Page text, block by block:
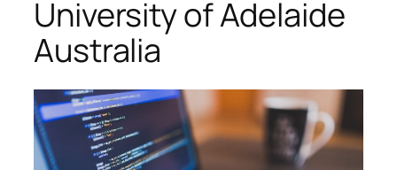
University of Adelaide
Australia